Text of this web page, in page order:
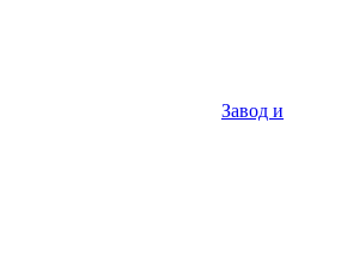
Завод и